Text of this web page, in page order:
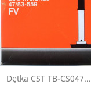
Dętka CST TB-CS047...